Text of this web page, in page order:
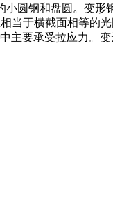
圆钢和盘圆。变形
当于横截面相等的
主要承受拉应力。